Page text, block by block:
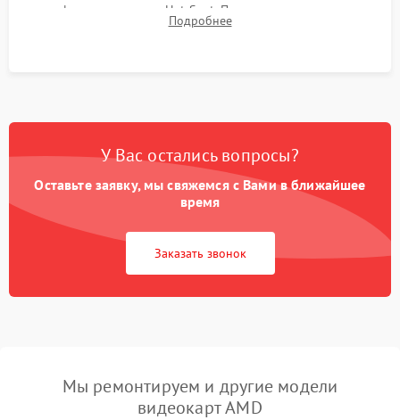
графического чипа и Hot Spot. Проверка на отсутствие
артефактов изображения, вылетов драйвера и зависаний.
Подробнее
У Вас остались вопросы?
Оставьте заявку, мы свяжемся с Вами в ближайшее
время
Заказать звонок
Мы ремонтируем и другие модели
видеокарт AMD